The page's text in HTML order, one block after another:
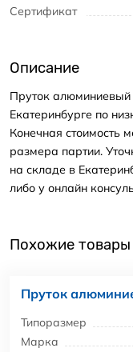
Сертификат
Описание
Пруток
Екатеринбурге по
Конечная стоимость
размера партии.
на складе в
либо у онлайн
Похожие товары
Пруток
Типоразмер
Марка